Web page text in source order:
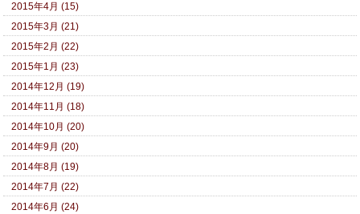
2015年4月 (15)
2015年3月 (21)
2015年2月 (22)
2015年1月 (23)
2014年12月 (19)
2014年11月 (18)
2014年10月 (20)
2014年9月 (20)
2014年8月 (19)
2014年7月 (22)
2014年6月 (24)